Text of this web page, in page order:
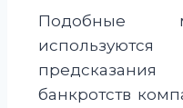
Подобные
банкротств